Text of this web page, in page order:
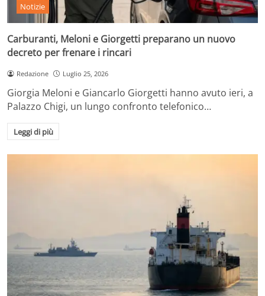
Notizie
Carburanti, Meloni e Giorgetti preparano un nuovo
decreto per frenare i rincari
Redazione Luglio 25, 2026
Giorgia Meloni e Giancarlo Giorgetti hanno avuto ieri, a
Palazzo Chigi, un lungo confronto telefonico…
Leggi di più